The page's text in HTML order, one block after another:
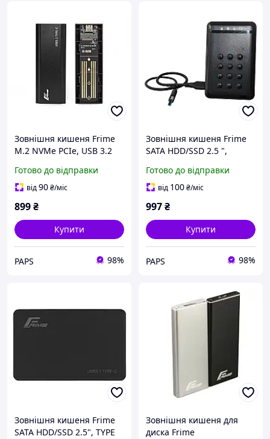
Зовнішня кишеня Frime
M.2 NVMe PCIe, USB 3.2
(FHE300.M2UC) u
Готово до відправки
від90₴/міс
899₴
Купити
PAPS 98%
Зовнішня кишеня Frime
SATA HDD/SSD 2.5 ",
шифрування даних, Black
(FHEE10025U30) r
Готово до відправки
від 100₴/міс
997₴
Купити
PAPS 98%
Зовнішня кишеня Frime
SATA HDD/SSD 2.5", TYPE
Зовнішня кишеня для
диска Frime